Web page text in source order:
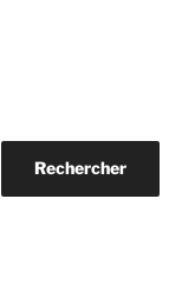
Rechercher